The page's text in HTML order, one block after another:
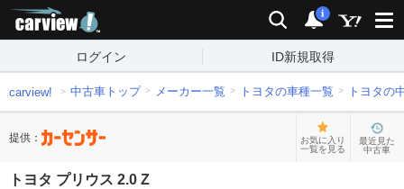
検索 通知
i
ログイン ID新規取得
carview! 中古車トップ メーカー一覧 トヨタの車種一覧 トヨタの
提供：
お気に入り
一覧を見る
最近見た
中古車
トヨタ プリウス 2.0 Z